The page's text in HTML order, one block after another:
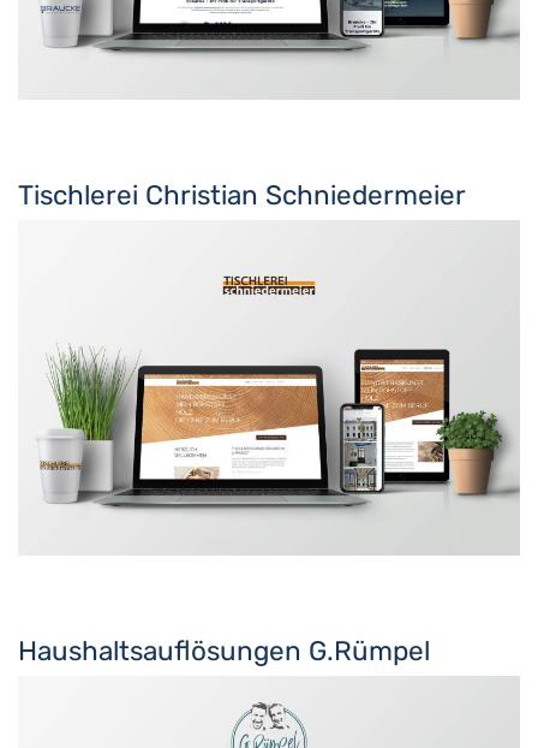
Tischlerei Christian Schniedermeier
Haushaltsauflösungen G.Rümpel